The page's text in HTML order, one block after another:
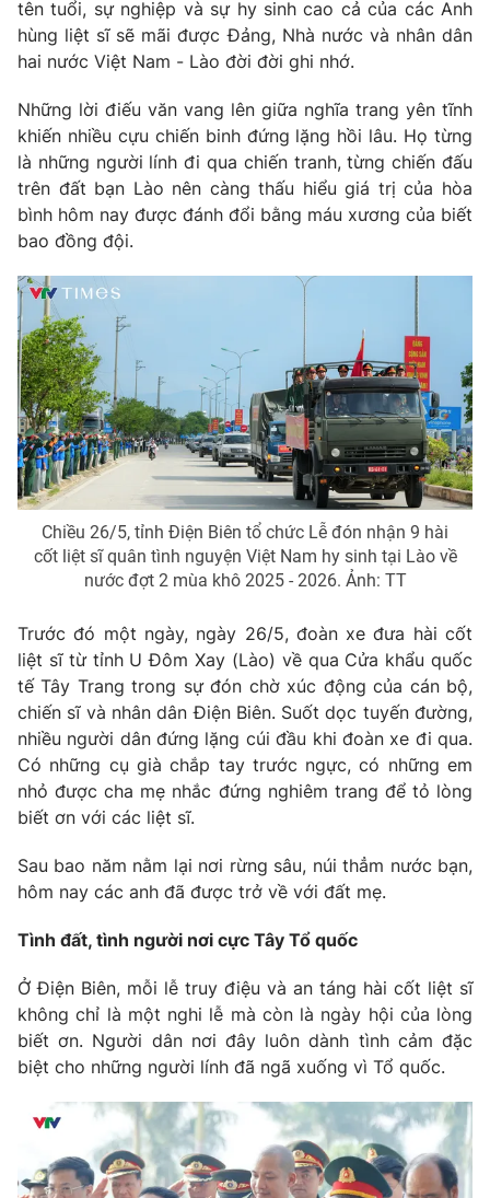
tên tuổi, sự nghiệp và sự hy sinh cao cả của các Anh
hùng liệt sĩ sẽ mãi được Đảng, Nhà nước và nhân dân
hai nước Việt Nam - Lào đời đời ghi nhớ.
Những lời điếu văn vang lên giữa nghĩa trang yên tĩnh
khiến nhiều cựu chiến binh đứng lặng hồi lâu. Họ từng
là những người lính đi qua chiến tranh, từng chiến đấu
trên đất bạn Lào nên càng thấu hiểu giá trị của hòa
bình hôm nay được đánh đổi bằng máu xương của biết
bao đồng đội.
Chiều 26/5, tỉnh Điện Biên tổ chức Lễ đón nhận 9 hài
cốt liệt sĩ quân tình nguyện Việt Nam hy sinh tại Lào về
nước đợt 2 mùa khô 2025 - 2026. Ảnh: TT
Trước đó một ngày, ngày 26/5, đoàn xe đưa hài cốt
liệt sĩ từ tỉnh U Đôm Xay (Lào) về qua Cửa khẩu quốc
tế Tây Trang trong sự đón chờ xúc động của cán bộ,
chiến sĩ và nhân dân Điện Biên. Suốt dọc tuyến đường,
nhiều người dân đứng lặng cúi đầu khi đoàn xe đi qua.
Có những cụ già chắp tay trước ngực, có những em
nhỏ được cha mẹ nhắc đứng nghiêm trang để tỏ lòng
biết ơn với các liệt sĩ.
Sau bao năm nằm lại nơi rừng sâu, núi thẳm nước bạn,
hôm nay các anh đã được trở về với đất mẹ.
Tình đất, tình người nơi cực Tây Tổ quốc
Ở Điện Biên, mỗi lễ truy điệu và an táng hài cốt liệt sĩ
không chỉ là một nghi lễ mà còn là ngày hội của lòng
biết ơn. Người dân nơi đây luôn dành tình cảm đặc
biệt cho những người lính đã ngã xuống vì Tổ quốc.